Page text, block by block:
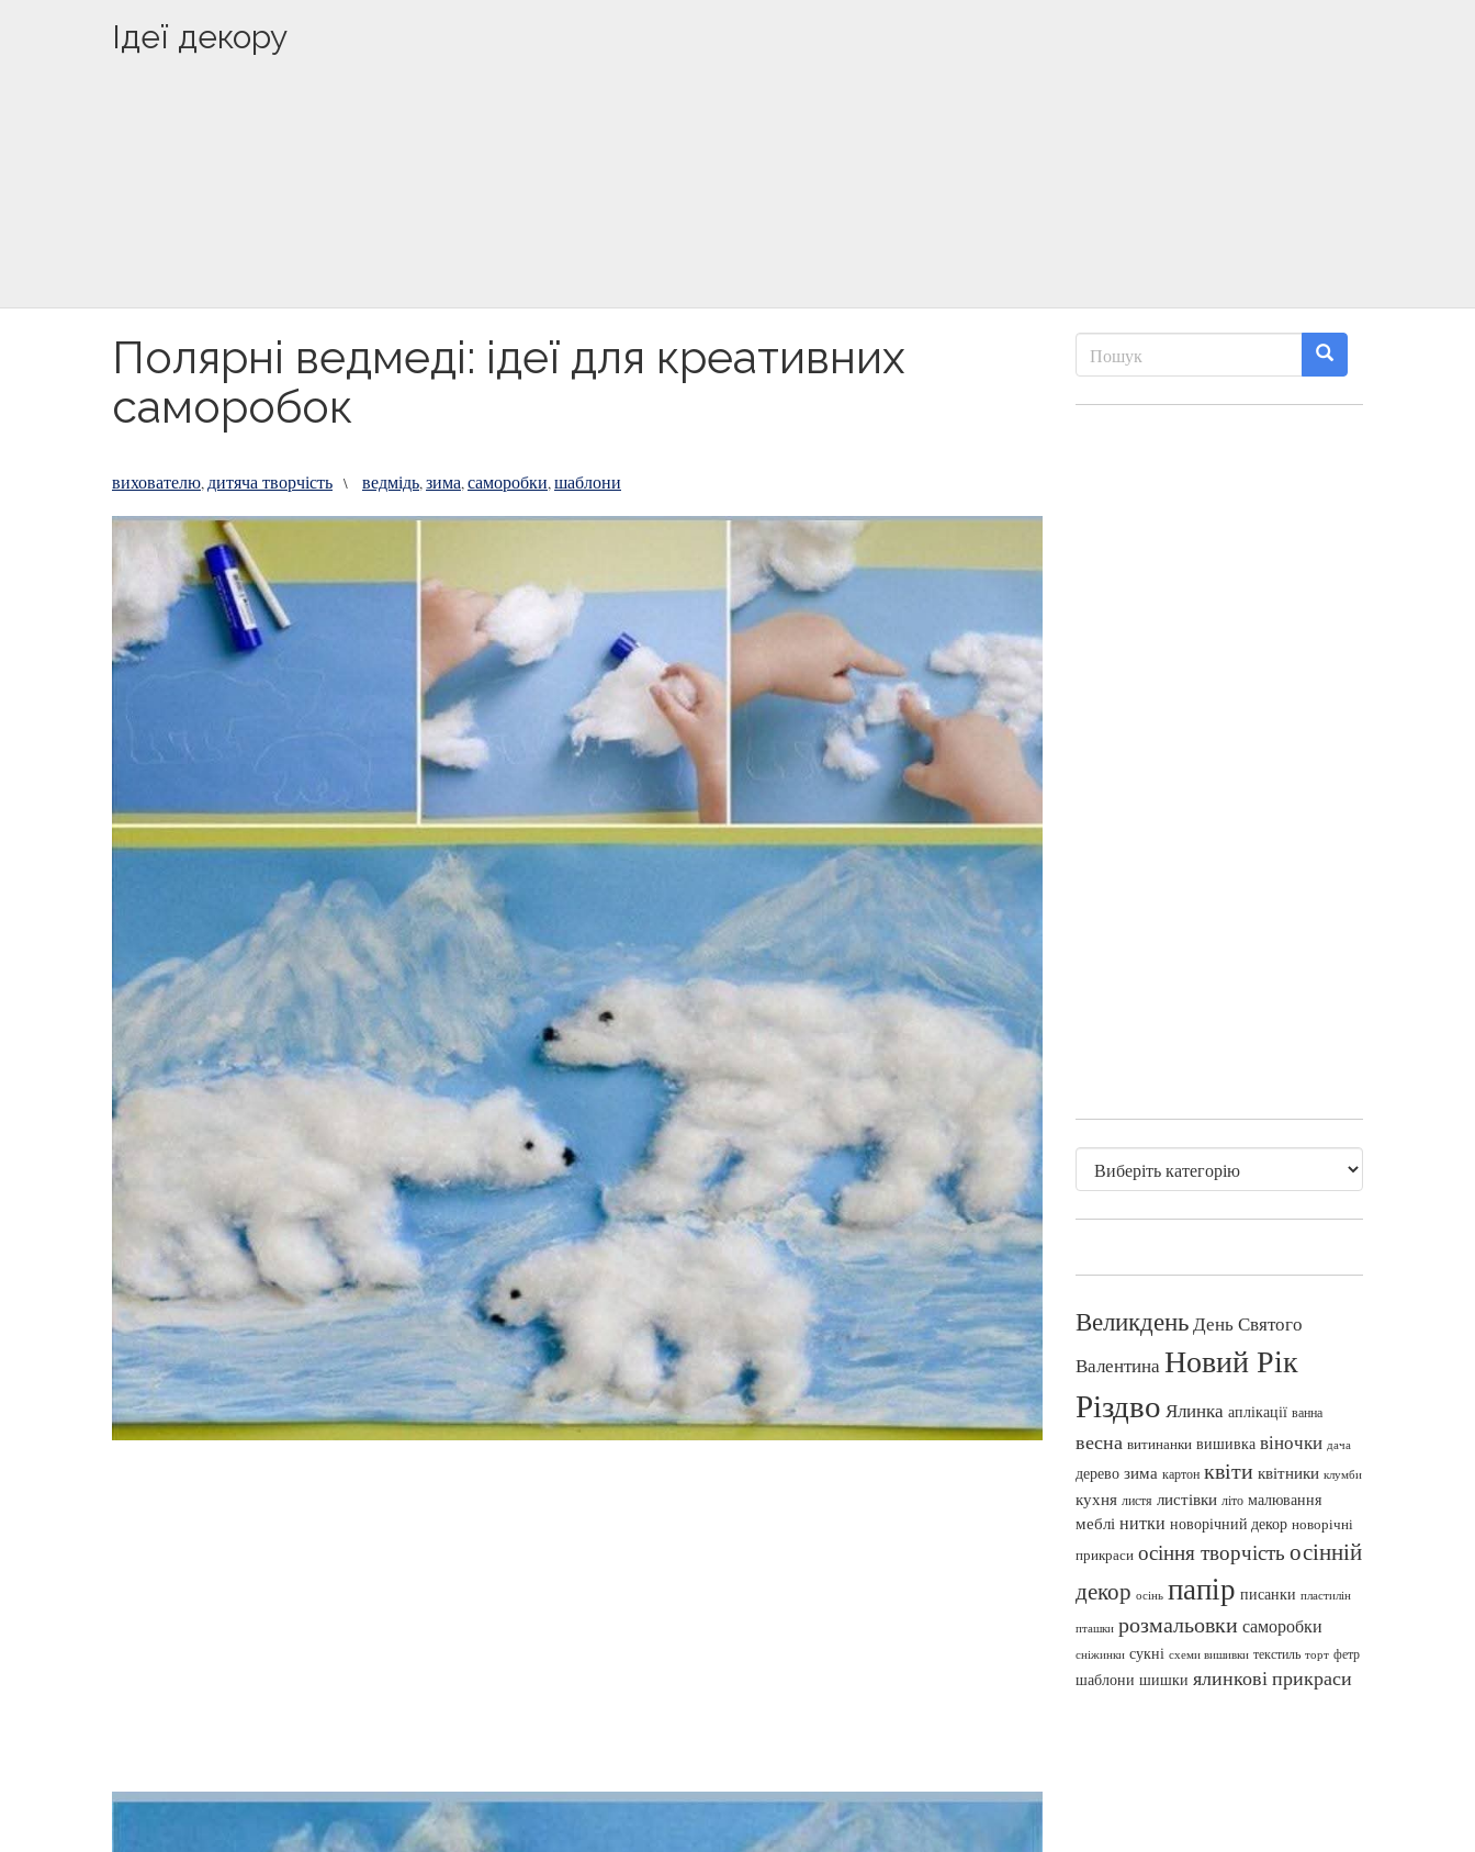
Ідеї декору
Полярні ведмеді: ідеї для креативних
саморобок
вихователю, дитяча творчість \ ведмідь,зима,саморобки,шаблони
ВеликденьДень Святого
ВалентинаНовий Рік
Різдво Ялинка аплікації ванна
весна витинанки вишивка віночки дача
дерево зима картон квіти квітники клумби
кухня листя листівки літо малювання
меблі нитки новорічний декор новорічні
прикраси осіння творчість осінній
декор осінь папір писанки пластилін
пташки розмальовки саморобки
сніжинки сукні схеми вишивки текстиль торт фетр
шаблони шишки ялинкові прикраси